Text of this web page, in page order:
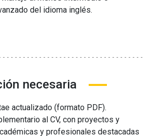
del idioma inglés.
necesaria
actualizado (formato PDF).
al CV, con proyectos y
y profesionales destacadas